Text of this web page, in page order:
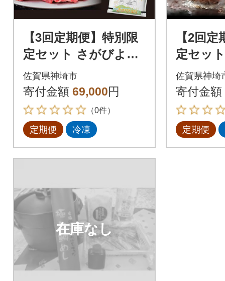
【3回定期便】特別限
定セット さがびより
と佐賀牛 おいしいコ
ラボ(H996P127)
佐賀県神埼市
寄付金額 69,000円
（0件）
定期便 冷凍
【2回
定セッ
と佐賀
おいし
P129)
佐賀県神埼
寄付金額
定期便
在庫なし